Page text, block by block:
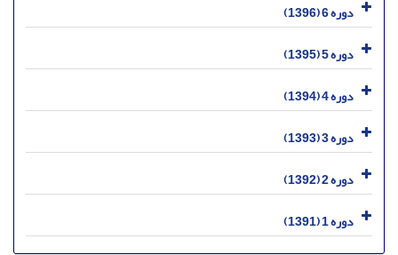
دوره 6 (1396)
دوره 5 (1395)
دوره 4 (1394)
دوره 3 (1393)
دوره 2 (1392)
دوره 1 (1391)